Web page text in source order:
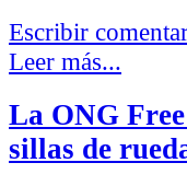
Escribir
Leer más...
La ONG
sillas de